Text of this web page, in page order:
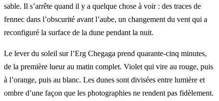
sable. Il s’arrête quand il y a quelque chose à voir : des traces de
fennec dans l’obscurité avant l’aube, un changement du vent qui a
reconfiguré la surface de la dune pendant la nuit.
Le lever du soleil sur l’Erg Chegaga prend quarante-cinq minutes,
de la première lueur au matin complet. Violet qui vire au rouge, puis
à l’orange, puis au blanc. Les dunes sont divisées entre lumière et
ombre d’une façon que les photographies ne rendent pas fidèlement.